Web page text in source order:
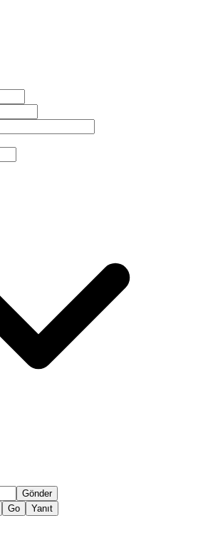
Gönder
Go Yanıt